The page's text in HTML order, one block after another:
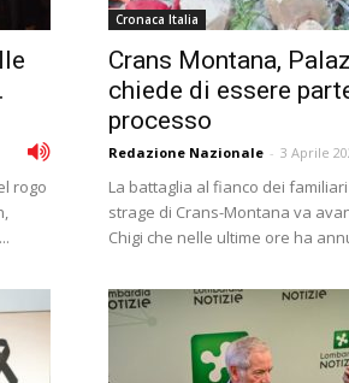
rogo
Cronaca Italia
Crans Montana,
chiede di essere
processo
Redazione Nazionale - 3 Aprile
La battaglia al fianco dei
strage di Crans-Montana va
Chigi che nelle ultime ore ha